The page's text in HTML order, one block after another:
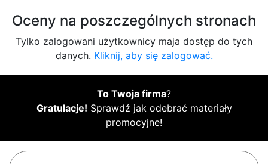
Oceny na poszczególnych stronach
Tylko zalogowani użytkownicy maja dostęp do tych
danych. Kliknij, aby się zalogować.
To Twoja firma?
Gratulacje! Sprawdź jak odebrać materiały
promocyjne!